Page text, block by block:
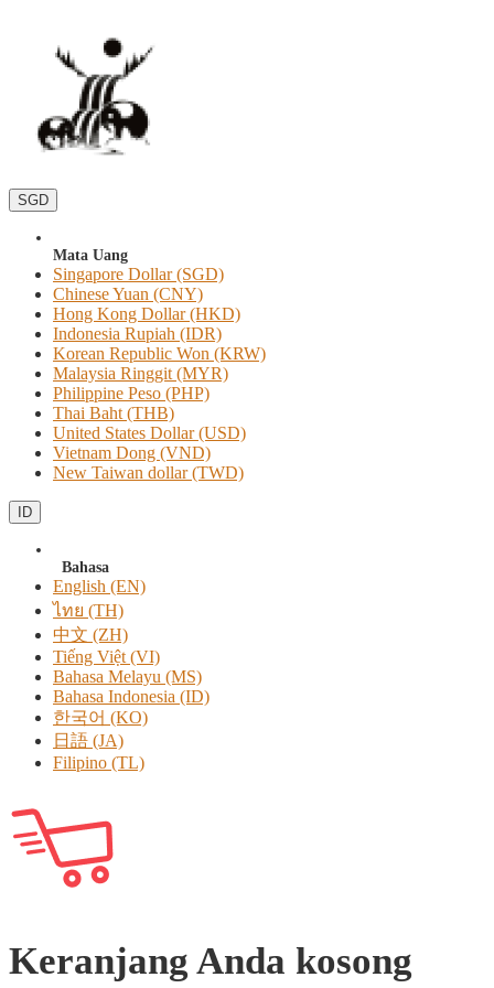
SGD
Mata Uang
Singapore Dollar (SGD)
Chinese Yuan (CNY)
Hong Kong Dollar (HKD)
Indonesia Rupiah (IDR)
Korean Republic Won (KRW)
Malaysia Ringgit (MYR)
Philippine Peso (PHP)
Thai Baht (THB)
United States Dollar (USD)
Vietnam Dong (VND)
New Taiwan dollar (TWD)
ID
Bahasa
English (EN)
ไทย (TH)
中文 (ZH)
Tiếng Việt (VI)
Bahasa Melayu (MS)
Bahasa Indonesia (ID)
한국어 (KO)
日語 (JA)
Filipino (TL)
Keranjang Anda kosong